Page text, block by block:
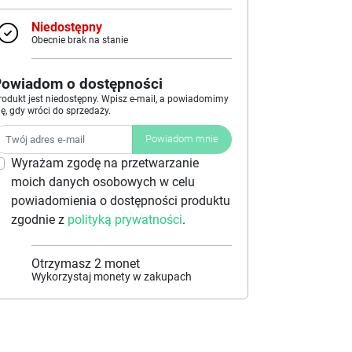
Niedostępny
Obecnie brak na stanie
o dostępności
jest niedostępny. Wpisz e-mail, a powiadomimy
gdy wróci do sprzedaży.
Powiadom mnie
Wyrażam zgodę na przetwarzanie
moich danych osobowych w celu
powiadomienia o dostępności produktu
zgodnie z polityką prywatności.
Otrzymasz2 monet
Wykorzystaj monety w zakupach